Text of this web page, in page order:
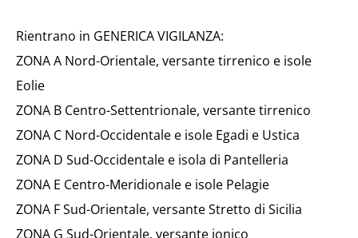
Rientrano in GENERICA VIGILANZA:
ZONA A Nord-Orientale, versante tirrenico e isole
Eolie
ZONA B Centro-Settentrionale, versante tirrenico
ZONA C Nord-Occidentale e isole Egadi e Ustica
ZONA D Sud-Occidentale e isola di Pantelleria
ZONA E Centro-Meridionale e isole Pelagie
ZONA F Sud-Orientale, versante Stretto di Sicilia
ZONA G Sud-Orientale, versante ionico